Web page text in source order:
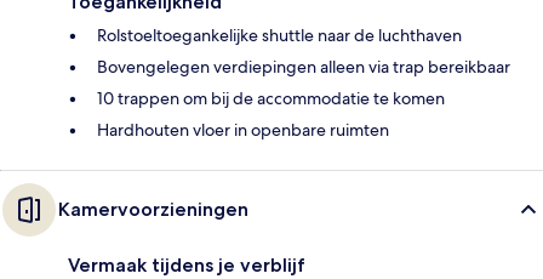
Rolstoeltoegankelijke shuttle naar de luchthaven
Bovengelegen verdiepingen alleen via trap bereikbaar
10 trappen om bij de accommodatie te komen
Hardhouten vloer in openbare ruimten
Kamervoorzieningen
Vermaak tijdens je verblijf